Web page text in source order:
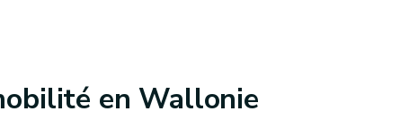
en Wallonie